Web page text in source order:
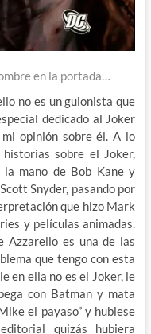
en la portada…
no es un guionista que
dedicado al Joker
opinión sobre él. A lo
sobre el Joker,
la mano de Bob Kane y
Snyder, pasando por
que hizo Mark
y películas animadas.
Azzarello es una de las
que tengo con esta
en ella no es el Joker, le
con Batman y mata
el payaso” y hubiese
quizás hubiera